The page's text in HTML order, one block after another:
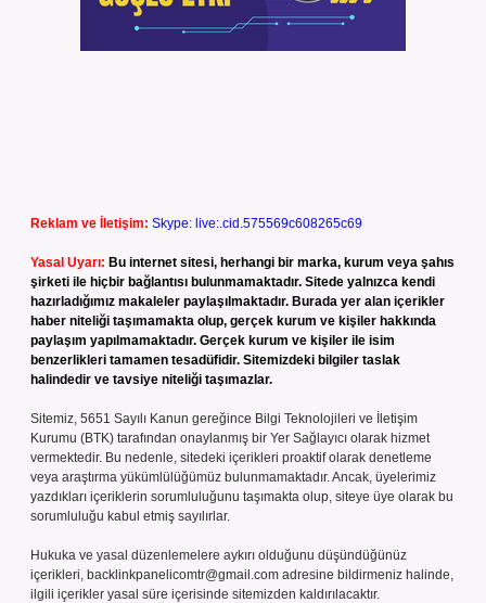
Reklam ve İletişim: Skype: live:.cid.575569c608265c69
Yasal Uyarı: Bu internet sitesi, herhangi bir marka, kurum veya şahıs
şirketi ile hiçbir bağlantısı bulunmamaktadır. Sitede yalnızca kendi
hazırladığımız makaleler paylaşılmaktadır. Burada yer alan içerikler
haber niteliği taşımamakta olup, gerçek kurum ve kişiler hakkında
paylaşım yapılmamaktadır. Gerçek kurum ve kişiler ile isim
benzerlikleri tamamen tesadüfidir. Sitemizdeki bilgiler taslak
halindedir ve tavsiye niteliği taşımazlar.
Sitemiz, 5651 Sayılı Kanun gereğince Bilgi Teknolojileri ve İletişim
Kurumu (BTK) tarafından onaylanmış bir Yer Sağlayıcı olarak hizmet
vermektedir. Bu nedenle, sitedeki içerikleri proaktif olarak denetleme
veya araştırma yükümlülüğümüz bulunmamaktadır. Ancak, üyelerimiz
yazdıkları içeriklerin sorumluluğunu taşımakta olup, siteye üye olarak bu
sorumluluğu kabul etmiş sayılırlar.
Hukuka ve yasal düzenlemelere aykırı olduğunu düşündüğünüz
içerikleri, backlinkpanelicomtr@gmail.com adresine bildirmeniz halinde,
ilgili içerikler yasal süre içerisinde sitemizden kaldırılacaktır.